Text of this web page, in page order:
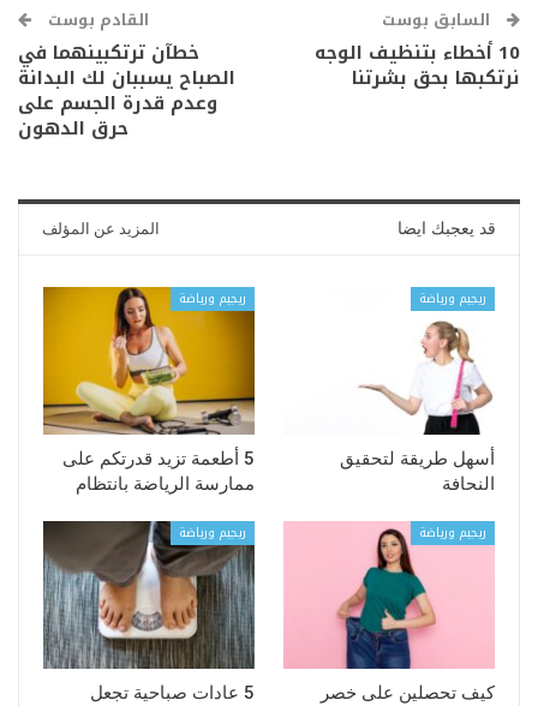
السابق بوست
10 أخطاء بتنظيف الوجه
نرتكبها بحق بشرتنا
القادم بوست
خطآن ترتكبينهما في
الصباح يسببان لك البدانة
وعدم قدرة الجسم على
حرق الدهون
قد يعجبك ايضا المزيد عن المؤلف
ريجيم ورياضة
أسهل طريقة لتحقيق
النحافة
ريجيم ورياضة
5 أطعمة تزيد قدرتكم على
ممارسة الرياضة بانتظام
ريجيم ورياضة
كيف تحصلين على خصر
ريجيم ورياضة
5 عادات صباحية تجعل